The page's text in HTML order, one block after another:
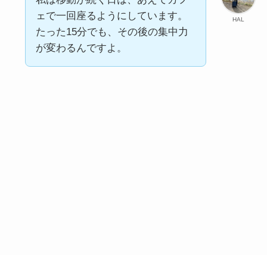
HAL
ェで一回座るようにしています。
たった15分でも、その後の集中力
が変わるんですよ。